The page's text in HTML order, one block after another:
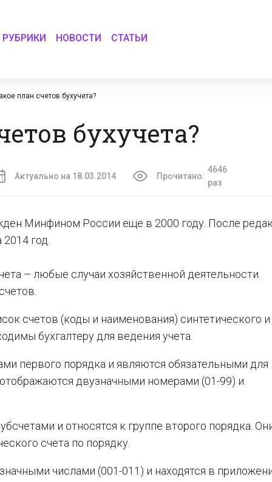
РУБРИКИ НОВОСТИ СТАТЬИ
план счетов бухучета?
бухучета?
Актуально на 18.03.2014 Прочитано:
4646
раз
Минфином России еще в 2000 году. После
год.
– любые случаи хозяйственной деятельности
счетов (коды и наименования) синтетического и
бухгалтеру для ведения учета.
первого порядка и являются обязательными для
двузначными номерами (01-99) и
и относятся к группе второго порядка.
счета по порядку.
числами (001-011) и находятся в